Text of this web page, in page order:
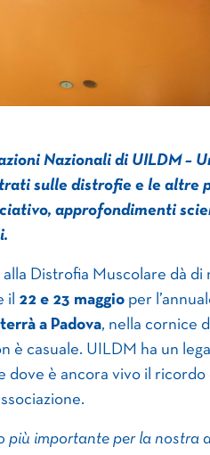
Nazionali di UILDM –
sulle distrofie e le altre
approfondimenti
alla Distrofia Muscolare dà di
il 22 e 23 maggio per
a Padova, nella cornice
è casuale. UILDM ha un
dove è ancora vivo il ricordo
più importante per la nostra